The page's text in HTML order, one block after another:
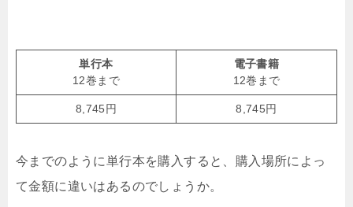
単行本
12巻まで
電子書籍
12巻まで
8,745円 8,745円
今までのように単行本を購入すると、購入場所によっ
て金額に違いはあるのでしょうか。